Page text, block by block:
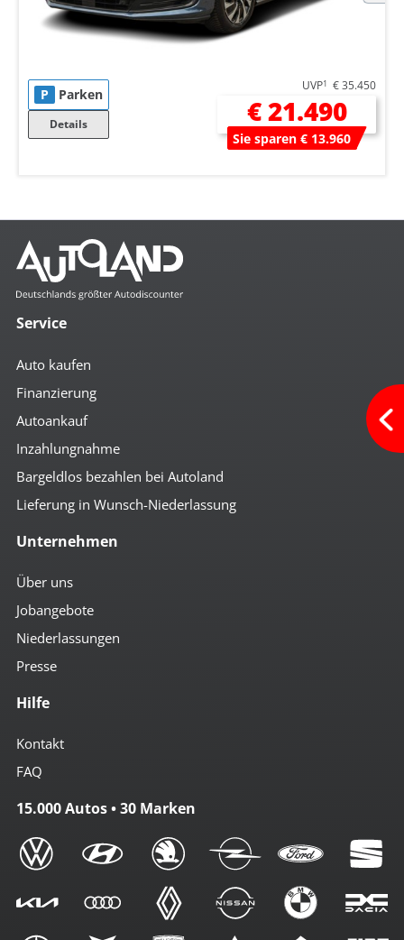
P Parken
Details
UVP1 € 35.450
€ 21.490
Sie sparen € 13.960
Service
Auto kaufen
Finanzierung
Autoankauf
Inzahlungnahme
Bargeldlos bezahlen bei Autoland
Lieferung in Wunsch-Niederlassung
Unternehmen
Über uns
Jobangebote
Niederlassungen
Presse
Hilfe
Kontakt
FAQ
15.000 Autos • 30 Marken